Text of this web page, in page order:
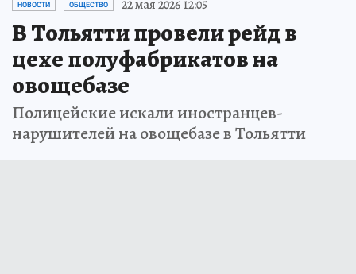
НОВОСТИ ОБЩЕСТВО 22 мая 2026 12:05
В Тольятти провели рейд в
цехе полуфабрикатов на
овощебазе
Полицейские искали иностранцев-
нарушителей на овощебазе в Тольятти